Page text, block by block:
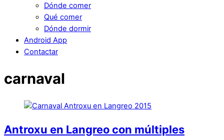
Dónde comer
Qué comer
Dónde dormir
Android App
Contactar
carnaval
Antroxu en Langreo con múltiples